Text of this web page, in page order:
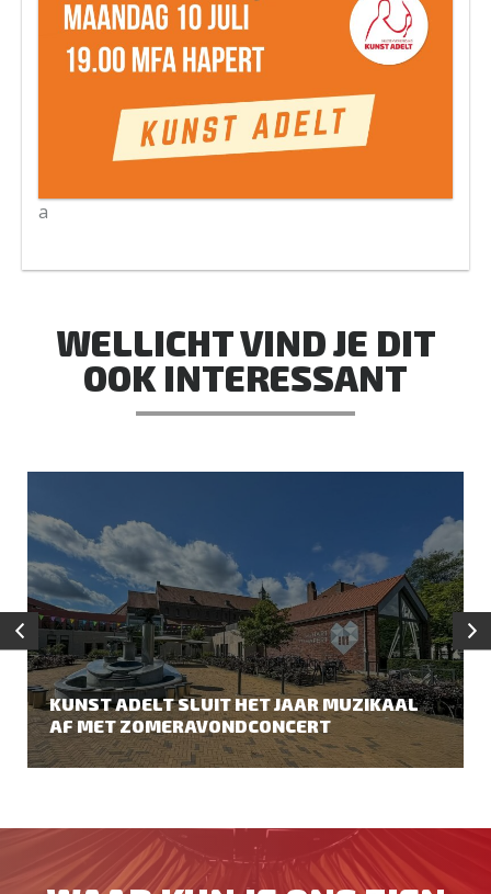
a
WELLICHT VIND JE DIT
OOK INTERESSANT
KUNST ADELT SLUIT HET JAAR MUZIKAAL
AF MET ZOMERAVONDCONCERT